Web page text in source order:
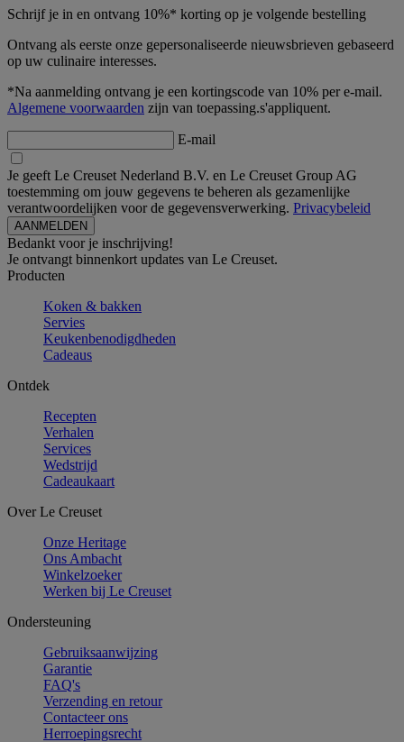
Schrijf je in en ontvang 10%* korting op je volgende bestelling
Ontvang als eerste onze gepersonaliseerde nieuwsbrieven gebaseerd
op uw culinaire interesses.
*Na aanmelding ontvang je een kortingscode van 10% per e-mail.
Algemene voorwaarden zijn van toepassing.s'appliquent.
E-mail
Je geeft Le Creuset Nederland B.V. en Le Creuset Group AG
toestemming om jouw gegevens te beheren als gezamenlijke
verantwoordelijken voor de gegevensverwerking. Privacybeleid
Bedankt voor je inschrijving!
Je ontvangt binnenkort updates van Le Creuset.
Producten
Koken & bakken
Servies
Keukenbenodigdheden
Cadeaus
Ontdek
Recepten
Verhalen
Services
Wedstrijd
Cadeaukaart
Over Le Creuset
Onze Heritage
Ons Ambacht
Winkelzoeker
Werken bij Le Creuset
Ondersteuning
Gebruiksaanwijzing
Garantie
FAQ's
Verzending en retour
Contacteer ons
Herroepingsrecht